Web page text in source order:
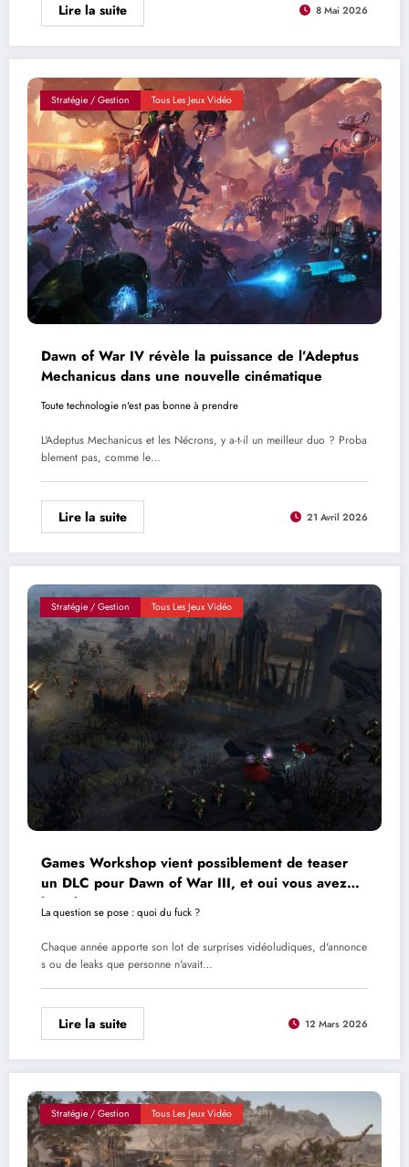
Lire la suite 8 Mai 2026
Stratégie / Gestion Tous Les Jeux Vidéo
Dawn of War IV révèle la puissance de l’Adeptus
Mechanicus dans une nouvelle cinématique
Toute technologie n'est pas bonne à prendre
L'Adeptus Mechanicus et les Nécrons, y a-t-il un meilleur duo ? Proba
blement pas, comme le…
Lire la suite 21 Avril 2026
Stratégie / Gestion Tous Les Jeux Vidéo
Games Workshop vient possiblement de teaser
un DLC pour Dawn of War III, et oui vous avez
bien lu
La question se pose : quoi du fuck ?
Chaque année apporte son lot de surprises vidéoludiques, d'annonce
s ou de leaks que personne n'avait…
Lire la suite 12 Mars 2026
Stratégie / Gestion Tous Les Jeux Vidéo